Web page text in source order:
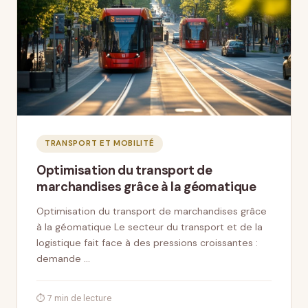
TRANSPORT ET MOBILITÉ
Optimisation du transport de
marchandises grâce à la géomatique
Optimisation du transport de marchandises grâce
à la géomatique Le secteur du transport et de la
logistique fait face à des pressions croissantes :
demande …
⏱ 7 min de lecture